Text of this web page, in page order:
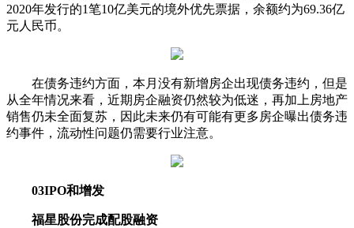
2020年发行的1笔10亿美元的境外优先票据，余额约为69.36亿
元人民币。
在债务违约方面，本月没有新增房企出现债务违约，但是
从全年情况来看，近期房企融资仍然较为低迷，再加上房地产
销售仍未全面复苏，因此未来仍有可能有更多房企曝出债务违
约事件，流动性问题仍需要行业注意。
03IPO和增发
福星股份完成配股融资